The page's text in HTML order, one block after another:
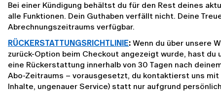
Bei einer Kündigung behältst du für den Rest deines
alle Funktionen. Dein Guthaben verfällt nicht. Deine
Abrechnungszeitraums verfügbar.
RÜCKERSTATTUNGSRICHTLINIE: Wenn du über unsere
zurück-Option beim Checkout angezeigt wurde, hast du
eine Rückerstattung innerhalb von 30 Tagen nach
Abo-Zeitraums – vorausgesetzt, du kontaktierst uns
Inhalte, ungenauer Service) statt nur aufgrund